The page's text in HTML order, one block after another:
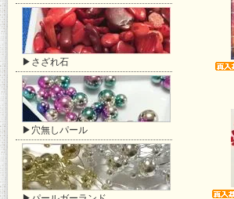
▶さざれ石
▶穴無しパール